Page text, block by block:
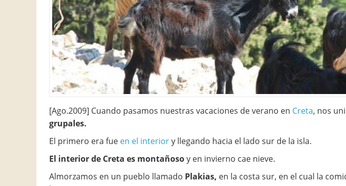
[Ago.2009] Cuando pasamos nuestras vacaciones de verano en Creta, nos
grupales.
El primero era fue en el interiory llegando hacia el lado sur de la isla.
El interior de Creta es montañosoy en invierno cae nieve.
Almorzamos en un pueblo llamado Plakias, en la costa sur, en el cual la